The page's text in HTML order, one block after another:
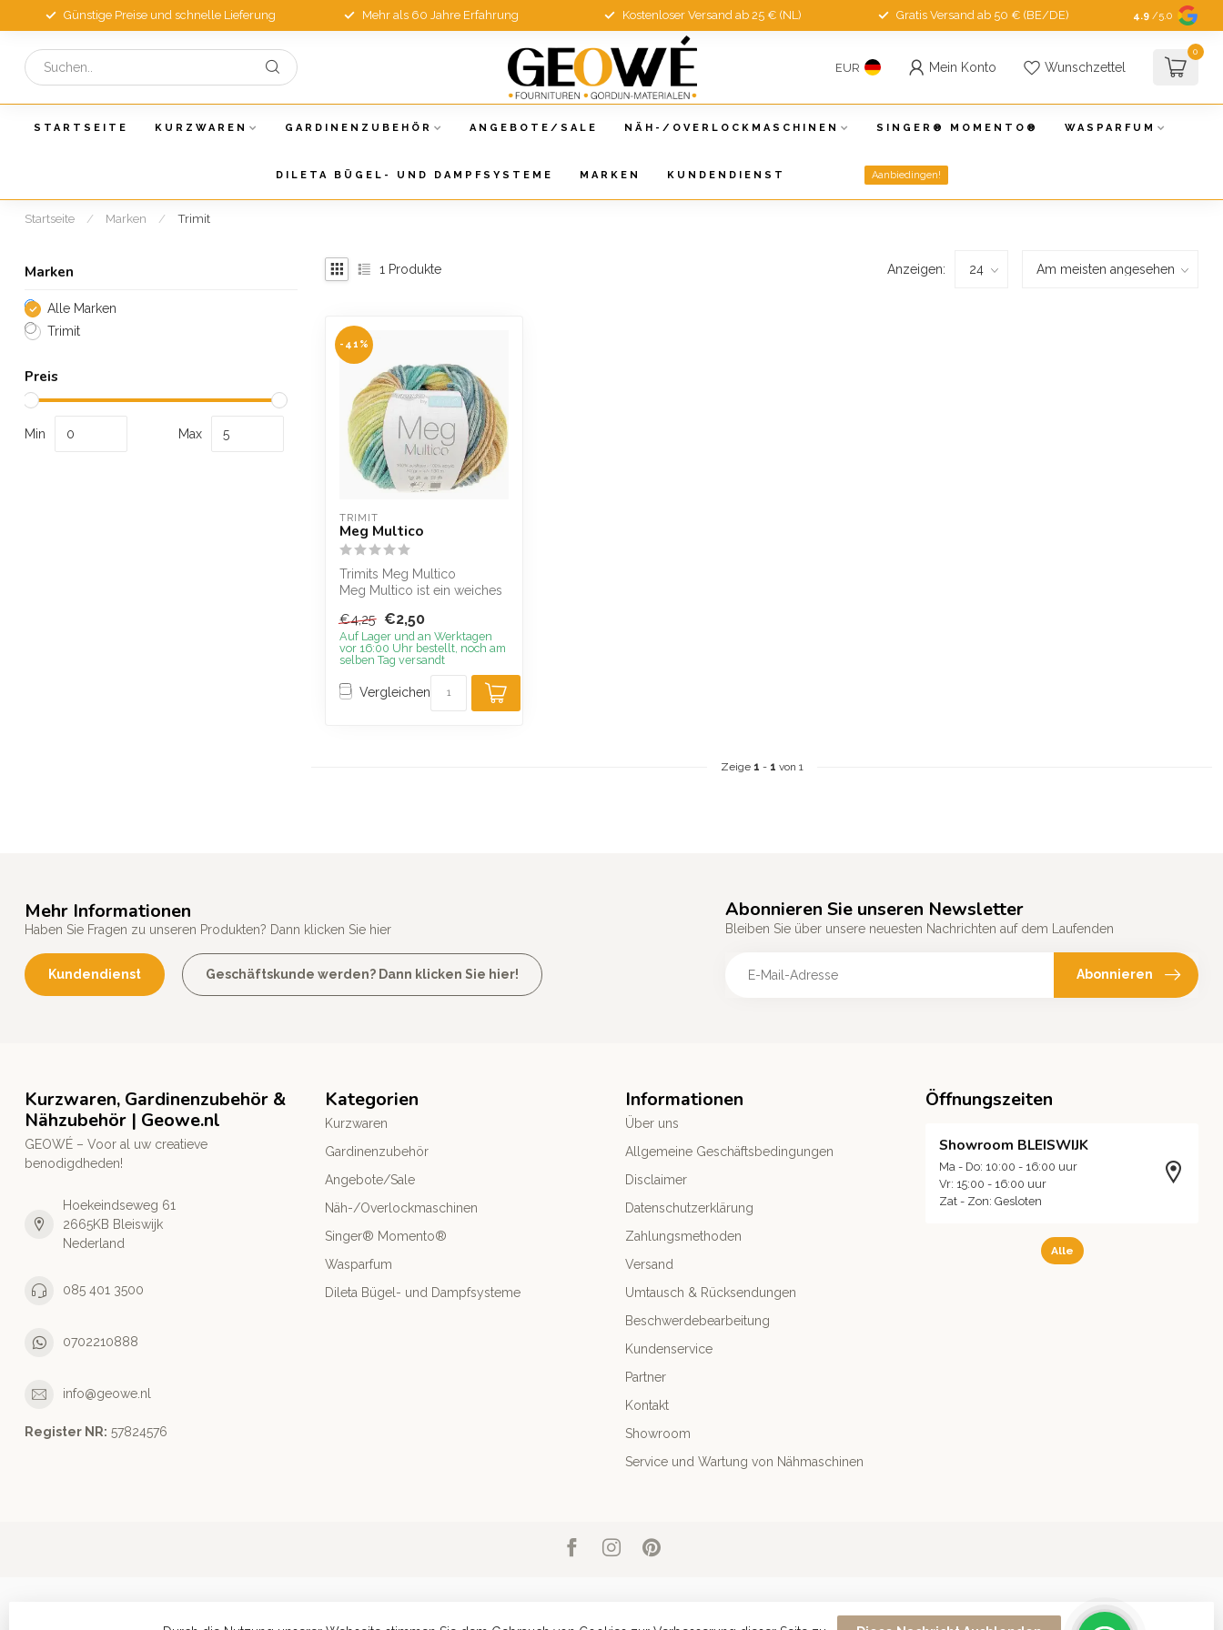
Günstige Preise und schnelle Lieferung Mehr als 60 Jahre Erfahrung Kostenloser Versand ab 25 € (NL) Gratis Versand ab 50 € (BE/DE) 4.9 /5.0
EUR Mein Konto Wunschzettel
0
STARTSEITE KURZWAREN GARDINENZUBEHÖR ANGEBOTE/SALE NÄH-/OVERLOCKMASCHINEN SINGER® MOMENTO® WASPARFUM
DILETA BÜGEL- UND DAMPFSYSTEME MARKEN KUNDENDIENST Aanbiedingen!
Startseite / Marken / Trimit
Marken
Alle Marken
Trimit
Preis
Min Max
1 Produkte Anzeigen:
-41%
TRIMIT
Meg Multico
Trimits Meg Multico
Meg Multico ist ein weiches
verspielten ...
€4,25 €2,50
Auf Lager und an Werktagen
vor 16:00 Uhr bestellt, noch am
selben Tag versandt
Vergleichen
Zeige 1 - 1 von 1
Mehr Informationen
Haben Sie Fragen zu unseren Produkten? Dann klicken Sie hier
Kundendienst Geschäftskunde werden? Dann klicken Sie hier!
Abonnieren Sie unseren Newsletter
Bleiben Sie über unsere neuesten Nachrichten auf dem Laufenden
Abonnieren
Kurzwaren, Gardinenzubehör &
Nähzubehör | Geowe.nl
GEOWÉ – Voor al uw creatieve
benodigdheden!
Hoekeindseweg 61
2665KB Bleiswijk
Nederland
085 401 3500
0702210888
info@geowe.nl
Register NR: ‭57824576‬
Kategorien
Kurzwaren
Gardinenzubehör
Angebote/Sale
Näh-/Overlockmaschinen
Singer® Momento®
Wasparfum
Dileta Bügel- und Dampfsysteme
Informationen
Über uns
Allgemeine Geschäftsbedingungen
Disclaimer
Datenschutzerklärung
Zahlungsmethoden
Versand
Umtausch & Rücksendungen
Beschwerdebearbeitung
Kundenservice
Partner
Kontakt
Showroom
Service und Wartung von Nähmaschinen
Öffnungszeiten
Showroom BLEISWIJK
Ma - Do: 10:00 - 16:00 uur
Vr: 15:00 - 16:00 uur
Zat - Zon: Gesloten
Alle